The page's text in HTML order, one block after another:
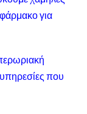
για
υπηρεσίες που